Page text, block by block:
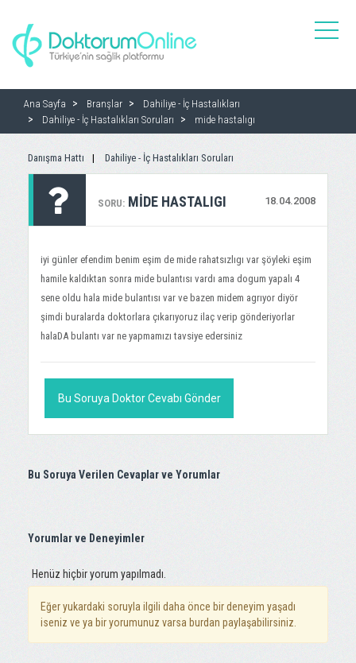
toggle
Ana Sayfa Branşlar
Dahiliye - İç Hastalıkları
Dahiliye - İç Hastalıkları Soruları
mide hastalıgı
Danışma Hattı Dahiliye - İç Hastalıkları Soruları
SORU: 18.04.2008
MIDE HASTALIGI
iyi günler efendim benim eşim de mide rahatsızlıgı var şöyleki eşim
hamile kaldıktan sonra mide bulantısı vardı ama dogum yapalı 4
sene oldu hala mide bulantısı var ve bazen midem agrıyor diyör
şimdi buralarda doktorlara çıkarıyoruz ilaç verip gönderiyorlar
halaDA bulantı var ne yapmamızı tavsiye edersiniz
Bu Soruya Doktor Cevabı Gönder
Bu Soruya Verilen Cevaplar ve Yorumlar
Yorumlar ve Deneyimler
Henüz hiçbir yorum yapılmadı.
Eğer yukardaki soruyla ilgili daha önce bir deneyim yaşadı
iseniz ve ya bir yorumunuz varsa burdan paylaşabilirsiniz.